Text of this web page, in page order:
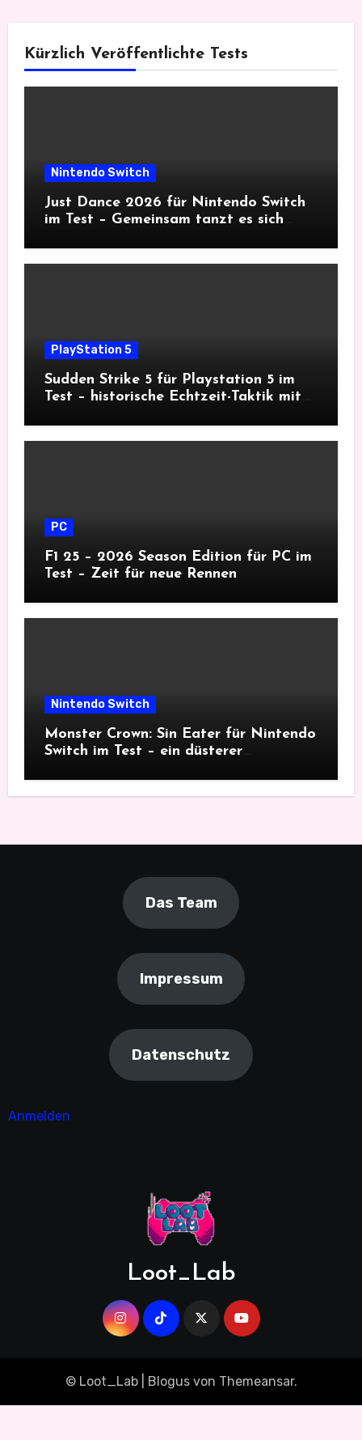
Kürzlich Veröffentlichte Tests
Nintendo Switch
Just Dance 2026 für Nintendo Switch
im Test – Gemeinsam tanzt es sich
PlayStation 5
Sudden Strike 5 für Playstation 5 im
Test – historische Echtzeit-Taktik mit
PC
F1 25 – 2026 Season Edition für PC im
Test – Zeit für neue Rennen
Nintendo Switch
Monster Crown: Sin Eater für Nintendo
Switch im Test – ein düsterer
Das Team
Impressum
Datenschutz
Anmelden
Loot_Lab
© Loot_Lab Blogusvon Themeansar.